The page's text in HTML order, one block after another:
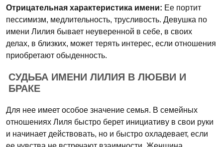
Отрицательная характеристика имени: Ее портит
пессимизм, медлительность, трусливость. Девушка по
имени Лилия бывает неуверенной в себе, в своих
делах, в близких, может терять интерес, если отношения
приобретают обыденность.
СУДЬБА ИМЕНИ ЛИЛИЯ В ЛЮБВИ И
БРАКЕ
Для нее имеет особое значение семья. В семейных
отношениях Лиля быстро берет инициативу в свои руки
и начинает действовать, но и быстро охладевает, если